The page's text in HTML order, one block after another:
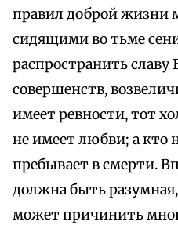
правил доброй жизни
сидящими во тьме
распространить
совершенств,
имеет ревности, тот
не имеет любви; а кто
пребывает в смерти.
должна быть
может причинить